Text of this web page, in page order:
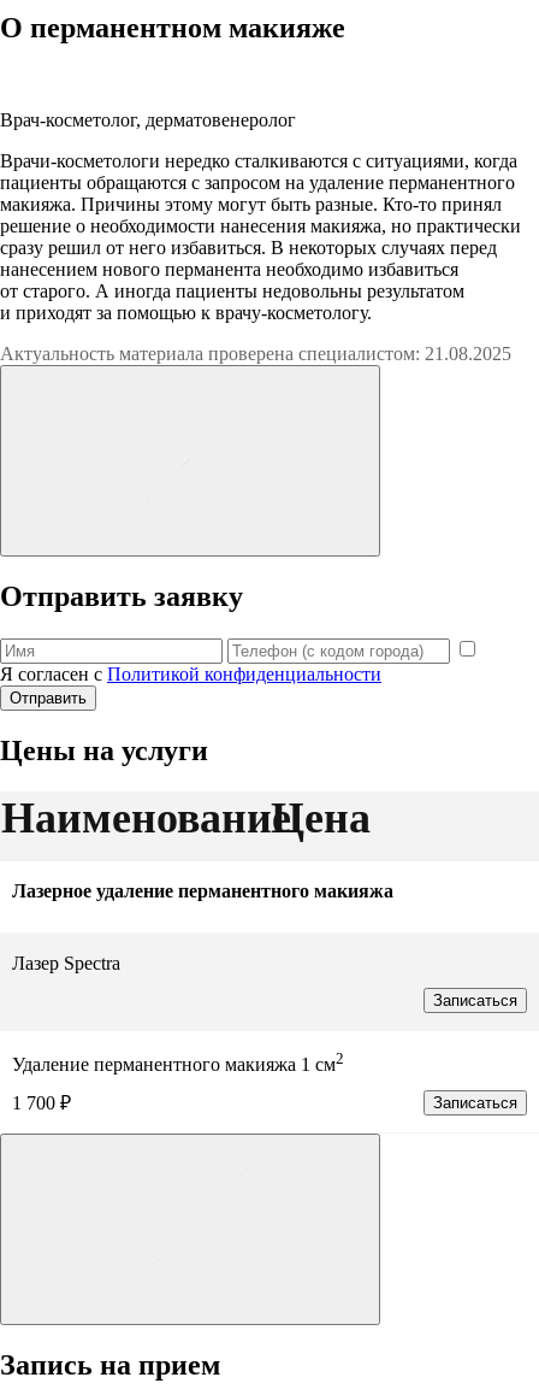
О перманентном макияже
Врач-косметолог, дерматовенеролог
Врачи-косметологи нередко сталкиваются с ситуациями, когда
пациенты обращаются с запросом на удаление перманентного
макияжа. Причины этому могут быть разные. Кто-то принял
решение о необходимости нанесения макияжа, но практически
сразу решил от него избавиться. В некоторых случаях перед
нанесением нового перманента необходимо избавиться
от старого. А иногда пациенты недовольны результатом
и приходят за помощью к врачу-косметологу.
Актуальность материала проверена специалистом: 21.08.2025
Отправить заявку
Я согласен с Политикой конфиденциальности
Отправить
Цены на услуги
НаименованиеЦена
Лазерное удаление перманентного макияжа
Лазер Spectra
Записаться
Удаление перманентного макияжа 1 см2
1 700 ₽ Записаться
Запись на прием